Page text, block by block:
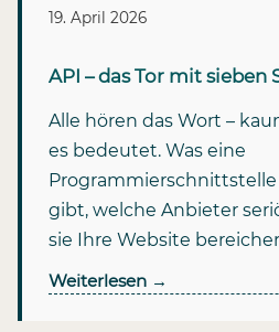
19. April 2026
API – das Tor mit sieben
Alle hören das Wort –
es bedeutet. Was eine
Programmierschnittstelle
gibt, welche Anbieter
sie Ihre Website
Weiterlesen →